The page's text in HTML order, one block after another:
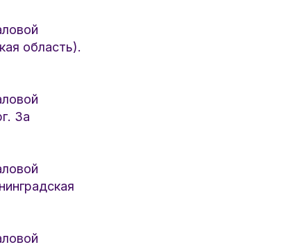
область).
За